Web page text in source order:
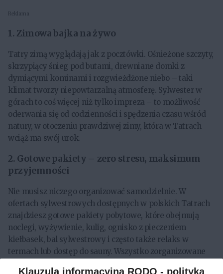
Reklama
1. Zimowa bajka na żywo
Tatry zimą wyglądają jak z pocztówki. Ośnieżone szczyty,
skrzypiący śnieg pod butami, drewniane domki z
dymiącymi kominami i rozgwieżdżone niebo – taki
klimat tworzy niepowtarzalną atmosferę. Sylwester w
górach to coś więcej niż tylko impreza – to możliwość
oderwania się od codzienności i spędzenia czasu wśród
natury, w otoczeniu prawdziwej zimy, która w Tatrach
wciąż ma swój urok.
2. Gotowe pakiety – zero stresu, maksimum
przyjemności
Nie musisz niczego organizować samodzielnie. W
ofertach sylwestrowych dostępnych w polskich Tatrach
znajdziesz gotowe pakiety pobytowe, które obejmują
noclegi, wyżywienie, kulig, ognisko z pieczeniem
kiełbasek, bal sylwestrowy i często także relaks w
termach lub dostęp do sauny. Wszystko zorganizowane
Klauzula informacyjna RODO - polityka